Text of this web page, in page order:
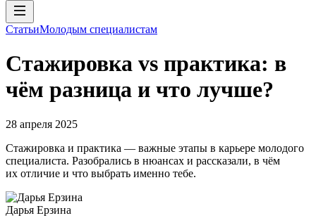
СтатьиМолодым специалистам
Стажировка vs практика: в
чём разница и что лучше?
28 апреля 2025
Стажировка и практика — важные этапы в карьере молодого
специалиста. Разобрались в нюансах и рассказали, в чём
их отличие и что выбрать именно тебе.
Дарья Ерзина